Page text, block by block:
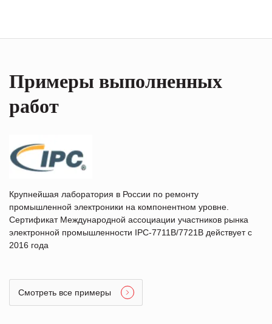
Примеры выполненных
работ
Крупнейшая лаборатория в России по ремонту
промышленной электроники на компонентном уровне.
Сертификат Международной ассоциации участников рынка
электронной промышленности IPC-7711B/7721B действует с
2016 года
Смотреть все примеры